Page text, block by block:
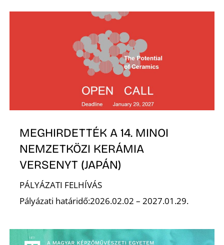
MEGHIRDETTÉK A 14. MINOI
NEMZETKÖZI KERÁMIA
VERSENYT (JAPÁN)
PÁLYÁZATI FELHÍVÁS
Pályázati határidő:2026.02.02 – 2027.01.29.